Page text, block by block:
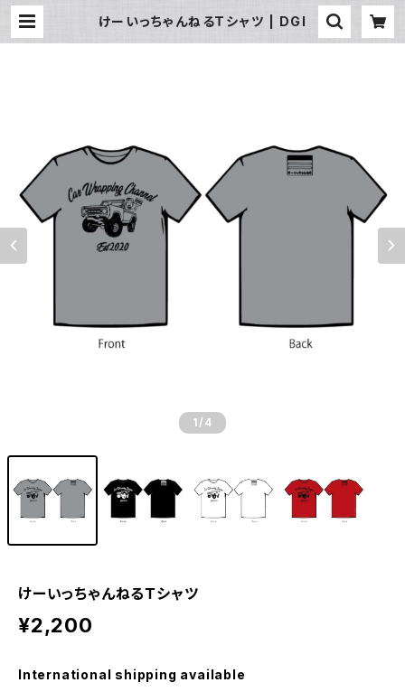
けーいっちゃんねるＴシャツ | DGI
1 /4
けーいっちゃんねるＴシャツ
¥2,200
International shipping available